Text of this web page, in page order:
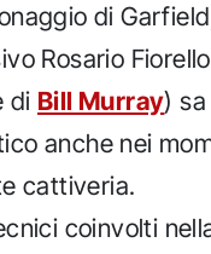
di
Rosario
di Bill Murray)
anche nei
cattiveria.
coinvolti